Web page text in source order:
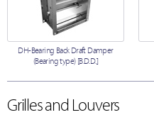
DH-Bearing Back Draft Damper
(Bearing type) [B.D.D.]
Grilles and Louvers